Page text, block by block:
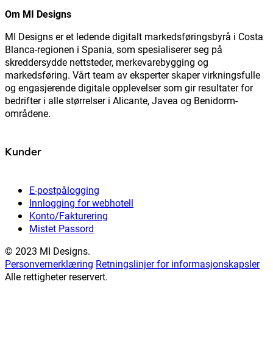
Om MI Designs
MI Designs er et ledende digitalt markedsføringsbyrå i Costa
Blanca-regionen i Spania, som spesialiserer seg på
skreddersydde nettsteder, merkevarebygging og
markedsføring. Vårt team av eksperter skaper virkningsfulle
og engasjerende digitale opplevelser som gir resultater for
bedrifter i alle størrelser i Alicante, Javea og Benidorm-
områdene.
Kunder
E-postpålogging
Innlogging for webhotell
Konto/Fakturering
Mistet Passord
© 2023 MI Designs.
Personvernerklæring Retningslinjer for informasjonskapsler
Alle rettigheter reservert.